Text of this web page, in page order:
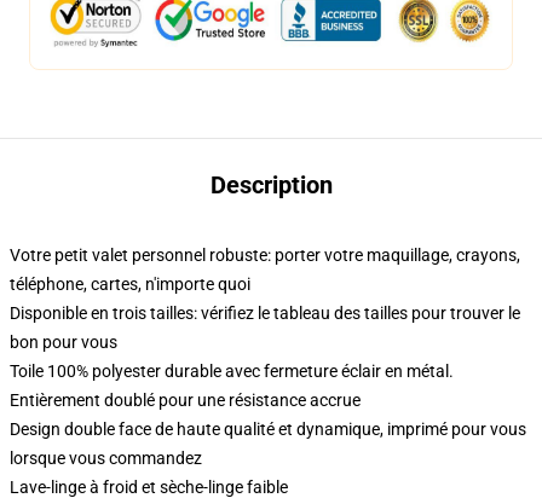
Description
Votre petit valet personnel robuste: porter votre maquillage, crayons,
téléphone, cartes, n'importe quoi
Disponible en trois tailles: vérifiez le tableau des tailles pour trouver le
bon pour vous
Toile 100% polyester durable avec fermeture éclair en métal.
Entièrement doublé pour une résistance accrue
Design double face de haute qualité et dynamique, imprimé pour vous
lorsque vous commandez
Lave-linge à froid et sèche-linge faible